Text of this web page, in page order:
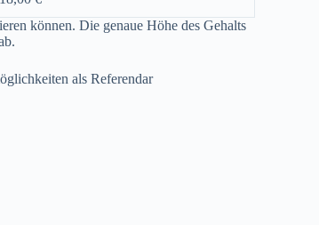
können. Die genaue Höhe des Gehalts
als Referendar